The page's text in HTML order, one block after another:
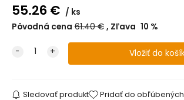
55.26 €
ks
Pôvodná cena 61.40€ Zľava 10 %
Sledovať produkt Pridať do obľúbených